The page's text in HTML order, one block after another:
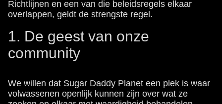
Richtlijnen en een van die beleidsregels elkaar
overlappen, geldt de strengste regel.
1. De geest van onze
community
We willen dat Sugar Daddy Planet een plek is waar
volwassenen openlijk kunnen zijn over wat ze